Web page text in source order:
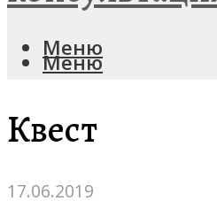
Меню
Меню
Квест
17.06.2019